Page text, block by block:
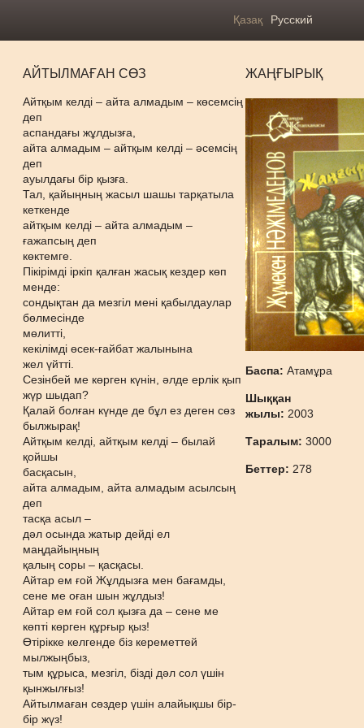
Қазақ Русский
АЙТЫЛМАҒАН СӨЗ
Айтқым келді – айта алмадым – көсемсің
деп
аспандағы жұлдызға,
айта алмадым – айтқым келді – әсемсің
деп
ауылдағы бір қызға.
Тал, қайыңның жасыл шашы тарқатыла
кеткенде
айтқым келді – айта алмадым –
ғажапсың деп
көктемге.
Пікірімді іркіп қалған жасық кездер көп
менде:
сондықтан да мезгіл мені қабылдаулар
бөлмесінде
мөлитті,
кекілімді өсек-ғайбат жалынына
жел үйтті.
Сезінбей ме көрген күнін, әлде ерлік қып
жүр шыдап?
Қалай болған күнде де бұл ез деген сөз
былжырақ!
Айтқым келді, айтқым келді – былай
қойшы
басқасын,
айта алмадым, айта алмадым асылсың
деп
тасқа асыл –
дәл осында жатыр дейді ел
маңдайыңның
қалың соры – қасқасы.
Айтар ем ғой Жұлдызға мен бағамды,
сене ме оған шын жұлдыз!
Айтар ем ғой сол қызға да – сене ме
көпті көрген құрғыр қыз!
Өтірікке келгенде біз кереметтей
мылжыңбыз,
тым құрыса, мезгіл, бізді дәл сол үшін
қынжылғыз!
Айтылмаған сөздер үшін алайықшы бір-
бір жүз!
ЖАҢҒЫРЫҚ
Баспа:Атамұра
Шыққан
жылы: 2003
Таралым:3000
Беттер: 278